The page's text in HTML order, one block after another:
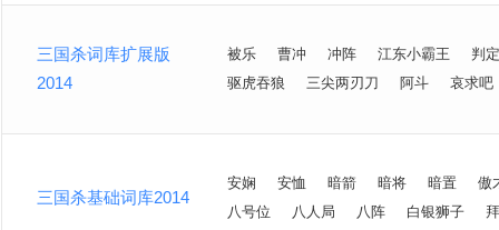
三国杀词库扩展版
2014
被乐 曹冲 冲阵 江东小霸王
判
驱虎吞狼
三尖两刃刀 阿斗 哀求吧
三国杀基础词库2014
安娴 安恤 暗箭 暗将 暗置
傲
八号位
八人局 八阵 白银狮子